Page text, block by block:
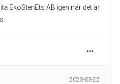
EkoStenEts AB igen när det är
2023-03-22